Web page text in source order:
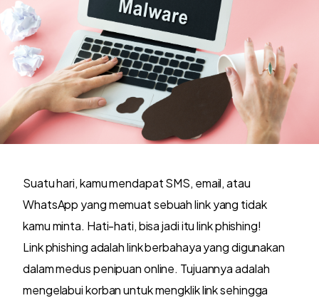
Suatu hari, kamu mendapat SMS, email, atau
WhatsApp yang memuat sebuah link yang tidak
kamu minta. Hati-hati, bisa jadi itu link phishing!
Link phishing adalah link berbahaya yang digunakan
dalam medus penipuan online. Tujuannya adalah
mengelabui korban untuk mengklik link sehingga